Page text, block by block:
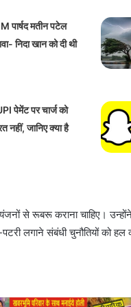
मतीन पटेल
निदा खान को दी थी
पेमेंट पर चार्ज को
नहीं, जानिए क्या है
से रूबरू कराना चाहिए। उन्होंने
लगाने संबंधी चुनौतियों को